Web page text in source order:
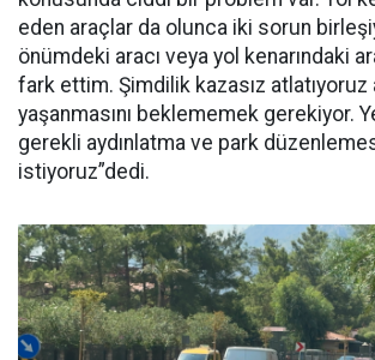
eden araçlar da olunca iki sorun
önümdeki aracı veya yol kenarındaki
fark ettim. Şimdilik kazasız atlatıyoruz
yaşanmasını beklememek gerekiyor.
gerekli aydınlatma ve park
istiyoruz”dedi.